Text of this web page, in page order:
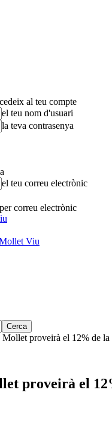
al teu compte
el teu nom d'usuari
la teva contrasenya
el teu correu electrònic
correu electrònic
proveirà el 12% de la
proveirà el